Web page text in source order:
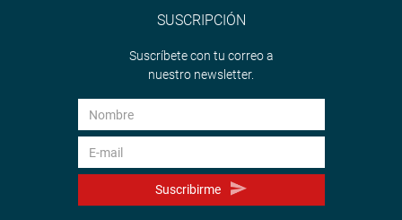
SUSCRIPCIÓN
Suscríbete con tu correo a
nuestro newsletter.
Suscribirme